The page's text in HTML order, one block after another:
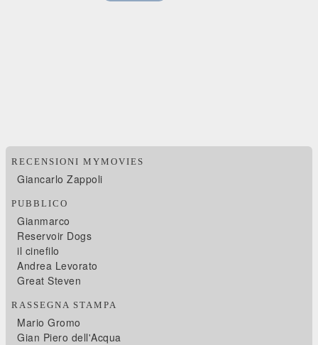
RECENSIONI MYMOVIES
Giancarlo Zappoli
PUBBLICO
Gianmarco
Reservoir Dogs
il cinefilo
Andrea Levorato
Great Steven
RASSEGNA STAMPA
Mario Gromo
Gian Piero dell'Acqua